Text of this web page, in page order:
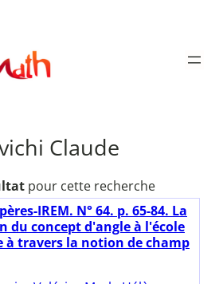
Claude
pour cette recherche
IREM. N° 64. p. 65-84. La
du concept d'angle à l'école
à travers la notion de champ